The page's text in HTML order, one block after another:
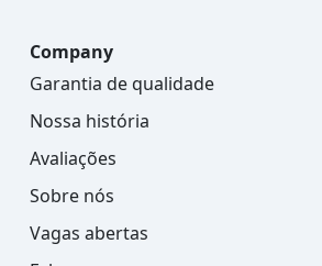
Company
Garantia de qualidade
Nossa história
Avaliações
Sobre nós
Vagas abertas